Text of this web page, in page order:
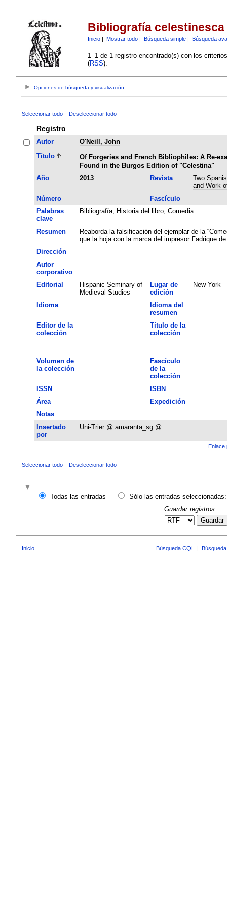
Bibliografía celestinesca
Inicio| Mostrar todo| Búsqueda simple| Búsqueda
1–1 de 1 registro encontrado(s) con los
(RSS):
Opciones de búsqueda y visualización
Seleccionar todo Deseleccionar todo
Registro
Autor
O'Neill, John
Título
Of Forgeries and French Bibliophiles: A Re-
Found in the Burgos Edition of "Celestina"
Año
2013 Revista
Two
and Work
Número
Fascículo
Palabras
clave
Bibliografía; Historia del libro; Comedia
Resumen
Reaborda la falsificación del ejemplar de la
que la hoja con la marca del impresor Fadrique
Dirección
Autor
corporativo
Editorial
Hispanic Seminary of
Medieval Studies
Lugar de
edición
New York
Idioma
Idioma del
resumen
Editor de la
colección
Título de la
colección
Volumen de
la colección
Fascículo
de la
colección
ISSN
ISBN
Área
Expedición
Notas
Insertado
por
Uni-Trier @ amaranta_sg @
Enlace
Seleccionar todo Deseleccionar todo
Todas las entradas
Sólo las entradas seleccionadas:
Guardar registros:
Guardar
Inicio Búsqueda CQL